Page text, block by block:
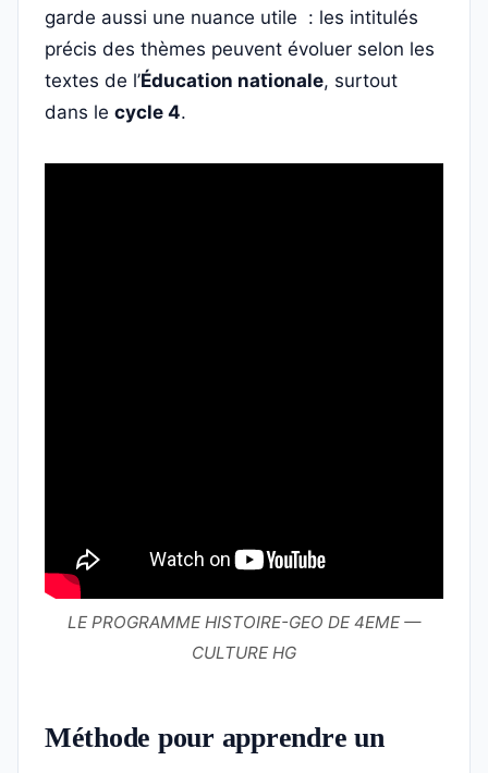
garde aussi une nuance utile : les intitulés
précis des thèmes peuvent évoluer selon les
textes de l’Éducation nationale, surtout
dans le cycle 4.
LE PROGRAMME HISTOIRE-GEO DE 4EME —
CULTURE HG
Méthode pour apprendre un